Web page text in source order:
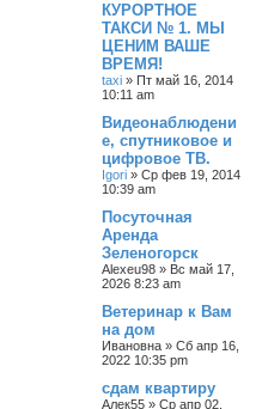
КУРОРТНОЕ
ТАКСИ № 1. МЫ
ЦЕНИМ ВАШЕ
ВРЕМЯ!
taxi » Пт май 16, 2014
10:11 am
Видеонаблюдени
е, спутниковое и
цифровое ТВ.
Igori » Ср фев 19, 2014
10:39 am
Посуточная
Аренда
Зеленогорск
Alexeu98 » Вс май 17,
2026 8:23 am
Ветеринар к Вам
на дом
Ивановна » Сб апр 16,
2022 10:35 pm
сдам квартиру
Алек55 » Ср апр 02,